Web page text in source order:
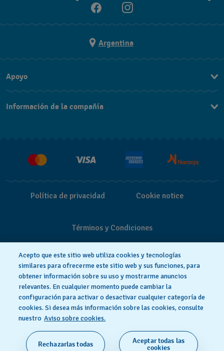
Argentina
Apoyo
Preguntas Frecuentes
Información de la compañía
Política de privacidad Cookie notice
Términos y Condiciones
HECHO EN SUIZA
Acepto que este sitio web utiliza cookies y tecnologías
similares para ofrecerme este sitio web y sus funciones, para
obtener información sobre su uso y mostrarme anuncios
relevantes. En cualquier momento puede cambiar la
configuración para activar o desactivar cualquier categoría de
cookies. Si desea más información sobre las cookies, consulte
nuestro Aviso sobre cookies.
Rechazarlas todas
Aceptar todas las
cookies